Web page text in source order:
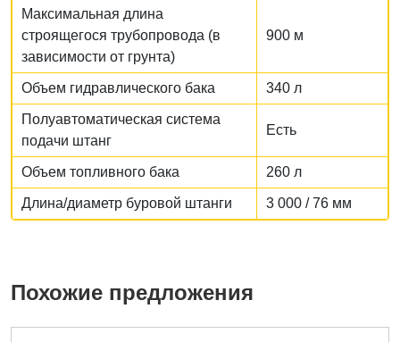
Максимальная длина
строящегося трубопровода (в
зависимости от грунта)
900 м
Объем гидравлического бака 340 л
Полуавтоматическая система
подачи штанг
Есть
Объем топливного бака 260 л
Длина/диаметр буровой штанги 3 000 / 76 мм
Похожие предложения